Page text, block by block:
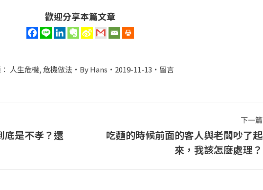
歡迎分享本篇文章
人生危機,危機做法 ByHans 2019-11-13 留言
底是不孝？還
下一篇
篇
吃麵的時候前面的客人與老闆吵了起
來，我該怎麼處理？